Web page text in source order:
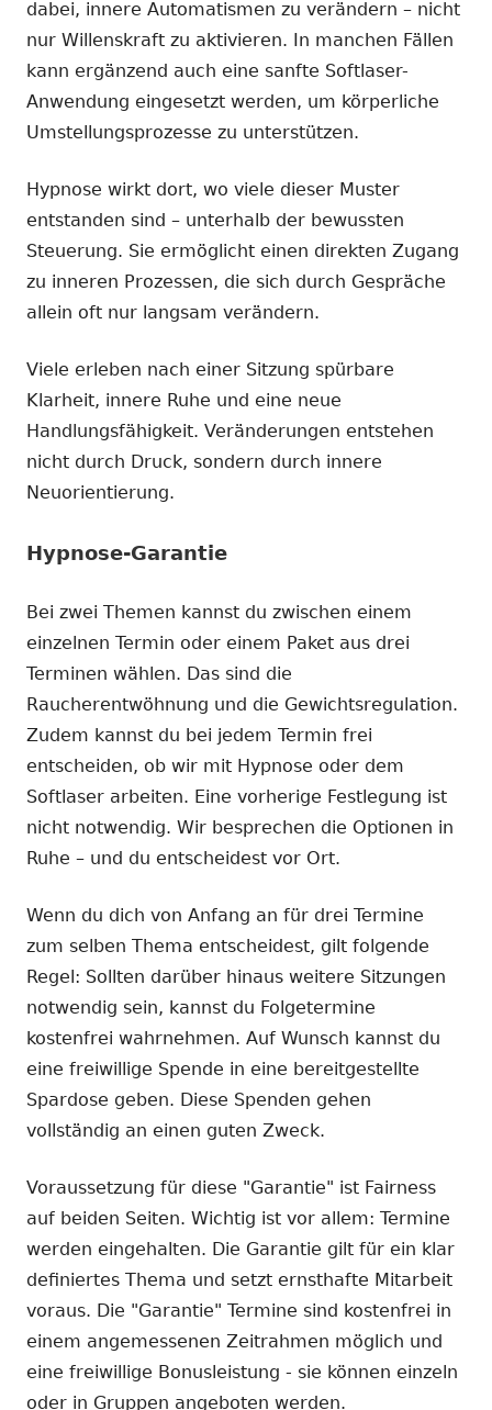
dabei, innere Automatismen zu verändern – nicht
nur Willenskraft zu aktivieren. In manchen Fällen
kann ergänzend auch eine sanfte Softlaser-
Anwendung eingesetzt werden, um körperliche
Umstellungsprozesse zu unterstützen.
Hypnose wirkt dort, wo viele dieser Muster
entstanden sind – unterhalb der bewussten
Steuerung. Sie ermöglicht einen direkten Zugang
zu inneren Prozessen, die sich durch Gespräche
allein oft nur langsam verändern.
Viele erleben nach einer Sitzung spürbare
Klarheit, innere Ruhe und eine neue
Handlungsfähigkeit. Veränderungen entstehen
nicht durch Druck, sondern durch innere
Neuorientierung.
Hypnose-Garantie
Bei zwei Themen kannst du zwischen einem
einzelnen Termin oder einem Paket aus drei
Terminen wählen. Das sind die
Raucherentwöhnung und die Gewichtsregulation.
Zudem kannst du bei jedem Termin frei
entscheiden, ob wir mit Hypnose oder dem
Softlaser arbeiten. Eine vorherige Festlegung ist
nicht notwendig. Wir besprechen die Optionen in
Ruhe – und du entscheidest vor Ort.
Wenn du dich von Anfang an für drei Termine
zum selben Thema entscheidest, gilt folgende
Regel: Sollten darüber hinaus weitere Sitzungen
notwendig sein, kannst du Folgetermine
kostenfrei wahrnehmen. Auf Wunsch kannst du
eine freiwillige Spende in eine bereitgestellte
Spardose geben. Diese Spenden gehen
vollständig an einen guten Zweck.
Voraussetzung für diese "Garantie" ist Fairness
auf beiden Seiten. Wichtig ist vor allem: Termine
werden eingehalten. Die Garantie gilt für ein klar
definiertes Thema und setzt ernsthafte Mitarbeit
voraus. Die "Garantie" Termine sind kostenfrei in
einem angemessenen Zeitrahmen möglich und
eine freiwillige Bonusleistung - sie können einzeln
oder in Gruppen angeboten werden.